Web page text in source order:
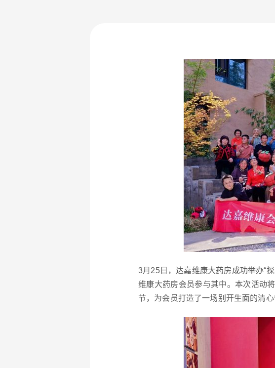
3月25日，达嘉维康大药房成功举办“
维康大药房会员参与其中。本次活动
节，为会员打造了一场别开生面的清心